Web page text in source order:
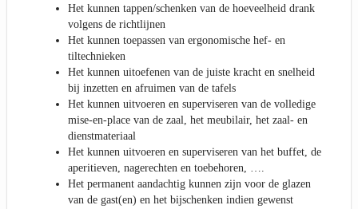
Het kunnen tappen/schenken van de hoeveelheid drank
volgens de richtlijnen
Het kunnen toepassen van ergonomische hef- en
tiltechnieken
Het kunnen uitoefenen van de juiste kracht en snelheid
bij inzetten en afruimen van de tafels
Het kunnen uitvoeren en superviseren van de volledige
mise-en-place van de zaal, het meubilair, het zaal- en
dienstmateriaal
Het kunnen uitvoeren en superviseren van het buffet, de
aperitieven, nagerechten en toebehoren, ….
Het permanent aandachtig kunnen zijn voor de glazen
van de gast(en) en het bijschenken indien gewenst